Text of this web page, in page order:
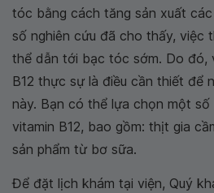
tóc bằng cách tăng sản xuất
số nghiên cứu đã cho thấy, việc
thể dẫn tới bạc tóc sớm. Do đó,
B12 thực sự là điều cần thiết để
này. Bạn có thể lựa chọn một số
vitamin B12, bao gồm: thịt gia
sản phẩm từ bơ sữa.
Để đặt lịch khám tại viện, Quý